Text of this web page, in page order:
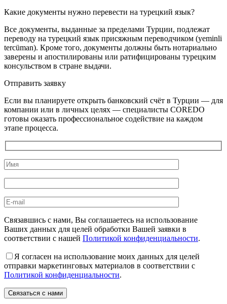
Какие документы нужно перевести на турецкий язык?
Все документы, выданные за пределами Турции, подлежат
переводу на турецкий язык присяжным переводчиком (yeminli
tercüman). Кроме того, документы должны быть нотариально
заверены и апостилированы или ратифицированы турецким
консульством в стране выдачи.
Отправить заявку
Если вы планируете открыть банковский счёт в Турции — для
компании или в личных целях — специалисты COREDO
готовы оказать профессиональное содействие на каждом
этапе процесса.
Связавшись с нами, Вы соглашаетесь на использование
Ваших данных для целей обработки Вашей заявки в
соответствии с нашей Политикой конфиденциальности.
Я согласен на использование моих данных для целей
отправки маркетинговых материалов в соответствии с
Политикой конфиденциальности.